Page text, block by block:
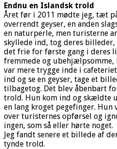
Endnu en Islandsk trold
Året før i 2011 mødte jeg, tæt
overrendt geyser, en anden
en naturperle, men turisterne
skyllede ind, tog deres billeder,
det frie for første gang i deres
fremmede og
var mere trygge inde i
ind og se en geyser, tage et
tilbagetog. Det blev åbenbart
trold. Hun kom ind og skældte
en lang kroget pegefinger.
over turisternes opførsel og
ingen, som så eller hørte noget.
Jeg fandt senere et billede af
tynde trold.